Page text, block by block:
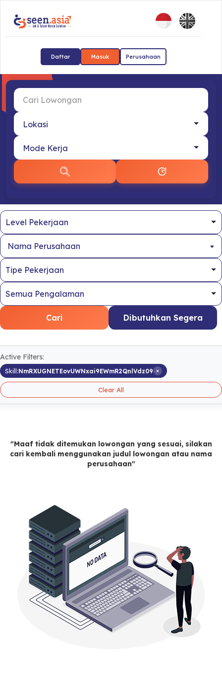
Daftar Masuk Perusahaan
Nama Perusahaan
Cari Dibutuhkan Segera
Active Filters:
Skill:NmRXUGNETEovUWNxai9EWmR2QnlVdz09 ×
Clear All
"Maaf tidak ditemukan lowongan yang sesuai, silakan
cari kembali menggunakan judul lowongan atau nama
perusahaan"